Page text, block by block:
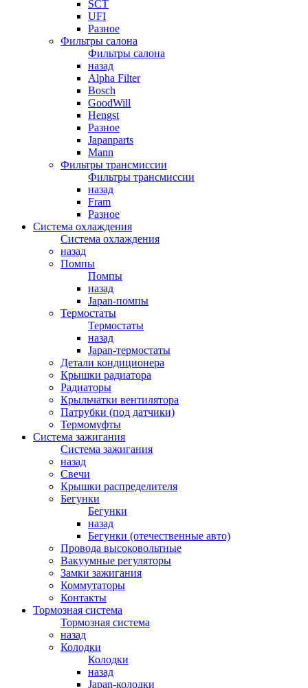
SCT
UFI
Разное
Фильтры салона
Фильтры салона
назад
Alpha Filter
Bosch
GoodWill
Hengst
Разное
Japanparts
Mann
Фильтры трансмиссии
Фильтры трансмиссии
назад
Fram
Разное
Система охлаждения
Система охлаждения
назад
Помпы
Помпы
назад
Japan-помпы
Термостаты
Термостаты
назад
Japan-термостаты
Детали кондиционера
Крышки радиатора
Радиаторы
Крыльчатки вентилятора
Патрубки (под датчики)
Термомуфты
Система зажигания
Система зажигания
назад
Свечи
Крышки распределителя
Бегунки
Бегунки
назад
Бегунки (отечественные авто)
Провода высоковольтные
Вакуумные регуляторы
Замки зажигания
Коммутаторы
Контакты
Тормозная система
Тормозная система
назад
Колодки
Колодки
назад
Japan-колодки